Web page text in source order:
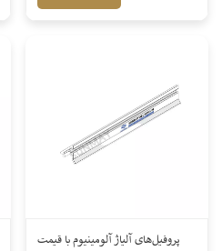
پروفیل‌های آلیاژ آلومینیوم با قیمت